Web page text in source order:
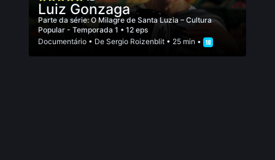
Luiz Gonzaga
Parte da série:O Milagre de Santa Luzia – Cultura
Popular - Temporada 1 • 12 eps
Documentário • De Sergio Roizenblit • 25 min •